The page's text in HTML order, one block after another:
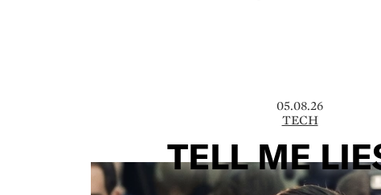
05.08.26
TECH
TELL ME